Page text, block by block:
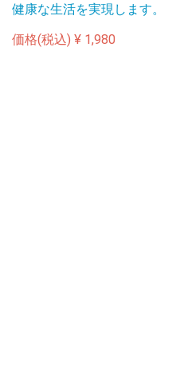
健康な生活を実現します。
価格(税込) ¥ 1,980